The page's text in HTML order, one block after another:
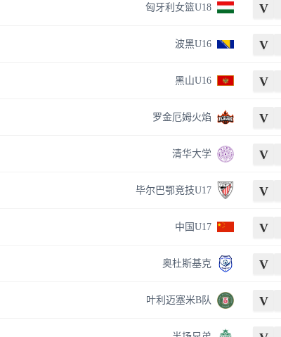
匈牙利女篮U18 V
波黑U16 V
黑山U16 V
罗金厄姆火焰 V
清华大学 V
毕尔巴鄂竞技U17 V
中国U17 V
奥杜斯基克 V
叶利迈塞米B队 V